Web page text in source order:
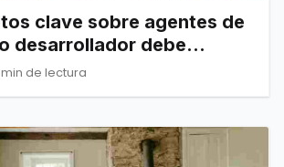
clave sobre agentes de
desarrollador debe
min de lectura